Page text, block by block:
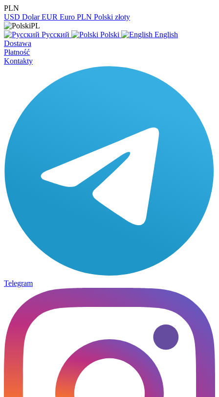
PLN
USD Dolar EUR Euro PLN Polski złoty
PL
Русский
Polski
English
Dostawa
Płatność
Kontakty
Telegram